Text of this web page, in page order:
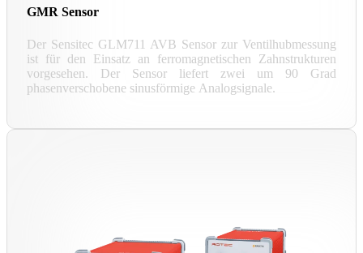
GMR Sensor
Der Sensitec GLM711 AVB Sensor zur Ventilhubmessung
ist für den Einsatz an ferromagnetischen Zahnstrukturen
vorgesehen. Der Sensor liefert zwei um 90 Grad
phasenverschobene sinusförmige Analogsignale.